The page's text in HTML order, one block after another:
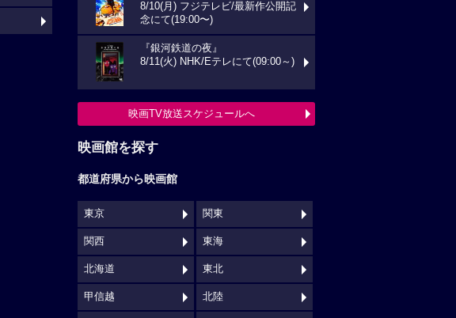
8/10(月) フジテレビ/最新作公開記
念にて(19:00〜)
『銀河鉄道の夜』
8/11(火) NHK/Eテレにて(09:00～)
映画TV放送スケジュールへ
映画館を探す
都道府県から映画館
東京 関東
関西 東海
北海道 東北
甲信越 北陸